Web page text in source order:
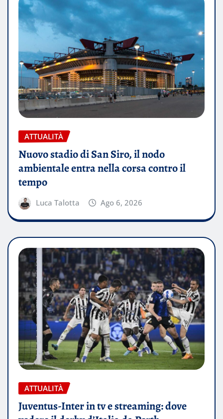
ATTUALITÀ
Nuovo stadio di San Siro, il nodo
ambientale entra nella corsa contro il
tempo
Luca Talotta Ago 6, 2026
ATTUALITÀ
Juventus-Inter in tv e streaming: dove